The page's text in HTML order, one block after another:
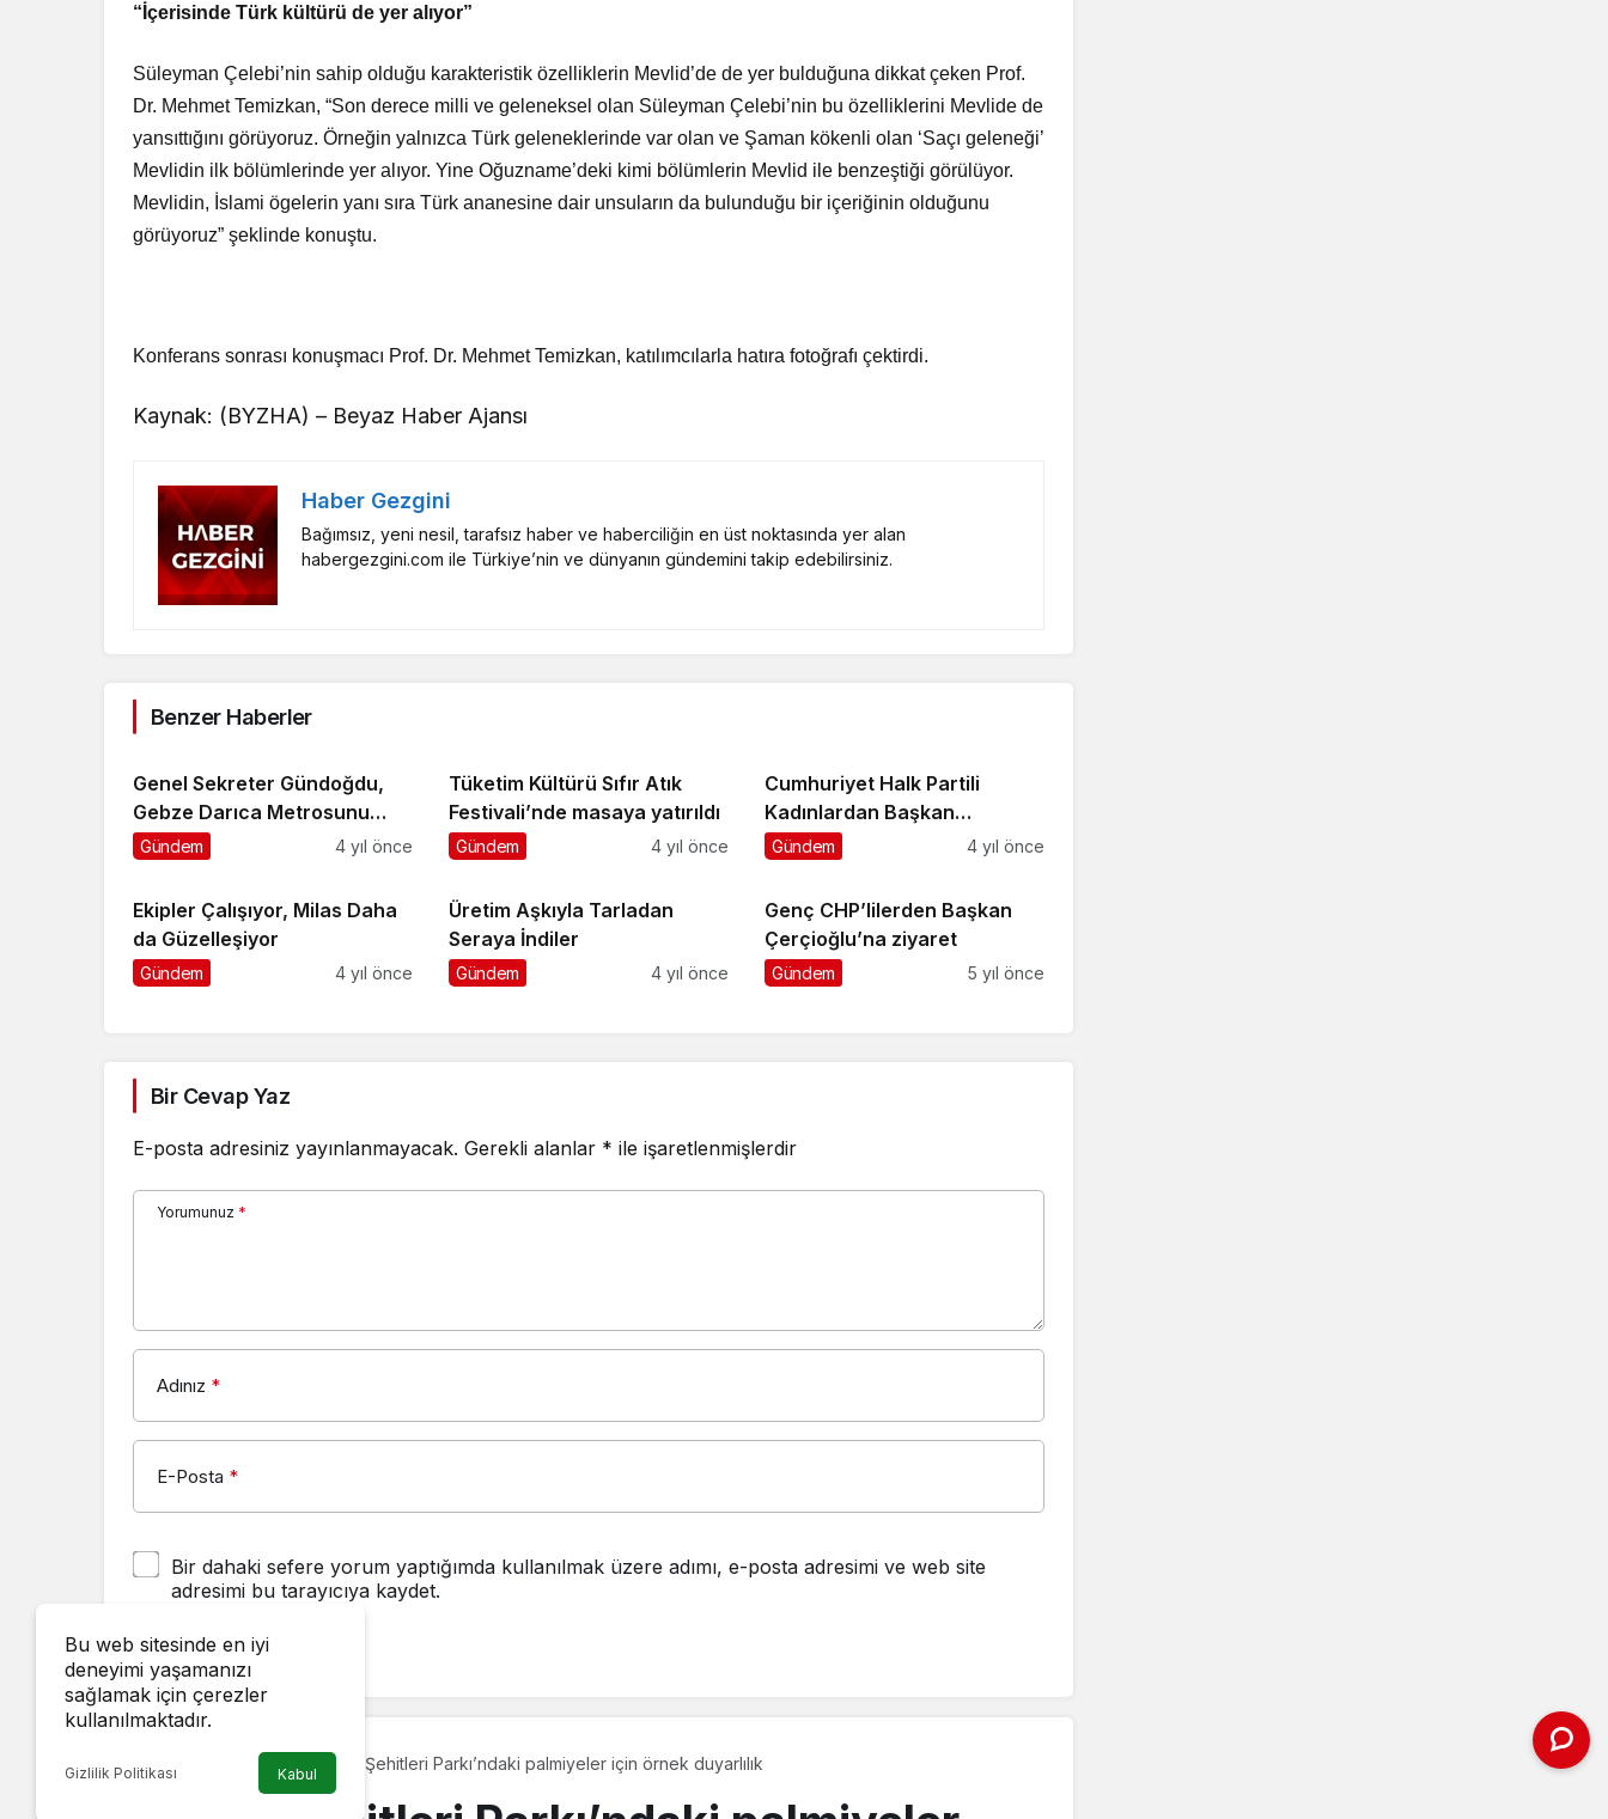
“İçerisinde Türk kültürü de yer alıyor”
Süleyman Çelebi’nin sahip olduğu karakteristik özelliklerin Mevlid’de de yer bulduğuna dikkat çeken Prof.
Dr. Mehmet Temizkan, “Son derece milli ve geleneksel olan Süleyman Çelebi’nin bu özelliklerini Mevlide de
yansıttığını görüyoruz. Örneğin yalnızca Türk geleneklerinde var olan ve Şaman kökenli olan ‘Saçı geleneği’
Mevlidin ilk bölümlerinde yer alıyor. Yine Oğuzname’deki kimi bölümlerin Mevlid ile benzeştiği görülüyor.
Mevlidin, İslami ögelerin yanı sıra Türk ananesine dair unsuların da bulunduğu bir içeriğinin olduğunu
görüyoruz” şeklinde konuştu.
Konferans sonrası konuşmacı Prof. Dr. Mehmet Temizkan, katılımcılarla hatıra fotoğrafı çektirdi.
Kaynak: (BYZHA) – Beyaz Haber Ajansı
Haber Gezgini
Bağımsız, yeni nesil, tarafsız haber ve haberciliğin en üst noktasında yer alan
habergezgini.com ile Türkiye’nin ve dünyanın gündemini takip edebilirsiniz.
Benzer Haberler
Genel Sekreter Gündoğdu,
Gebze Darıca Metrosunu
inceledi
Gündem 4 yıl önce
Tüketim Kültürü Sıfır Atık
Festivali’nde masaya yatırıldı
Gündem 4 yıl önce
Cumhuriyet Halk Partili
Kadınlardan Başkan
Çerçioğlu’na Ziyaret
Gündem 4 yıl önce
Ekipler Çalışıyor, Milas Daha
da Güzelleşiyor
Gündem 4 yıl önce
Üretim Aşkıyla Tarladan
Seraya İndiler
Gündem 4 yıl önce
Genç CHP’lilerden Başkan
Çerçioğlu’na ziyaret
Gündem 5 yıl önce
Bir Cevap Yaz
E-posta adresiniz yayınlanmayacak. Gerekli alanlar * ile işaretlenmişlerdir
Yorumunuz *
Adınız *
E-Posta *
Bir dahaki sefere yorum yaptığımda kullanılmak üzere adımı, e-posta adresimi ve web site
adresimi bu tarayıcıya kaydet.
YORUM GÖNDER
Eğitim Şehitleri Parkı’ndaki palmiyeler için örnek duyarlılık
Bu web sitesinde en iyi
deneyimi yaşamanızı
sağlamak için çerezler
kullanılmaktadır.
Gizlilik Politikası Kabul